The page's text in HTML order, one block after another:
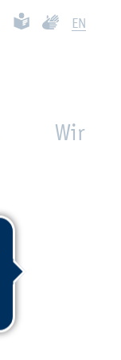
Leich­te Spra­che
EN
Wir